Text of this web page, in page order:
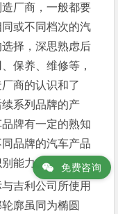
厂商，一般都要
或不同档次的汽
择，深思熟虑后
保养、维修等，
商的认识和了
系列品牌的产
牌有一定的熟知
品牌的汽车产品
能力。
吉利公司所使用
廓虽同为椭圆
免费咨询